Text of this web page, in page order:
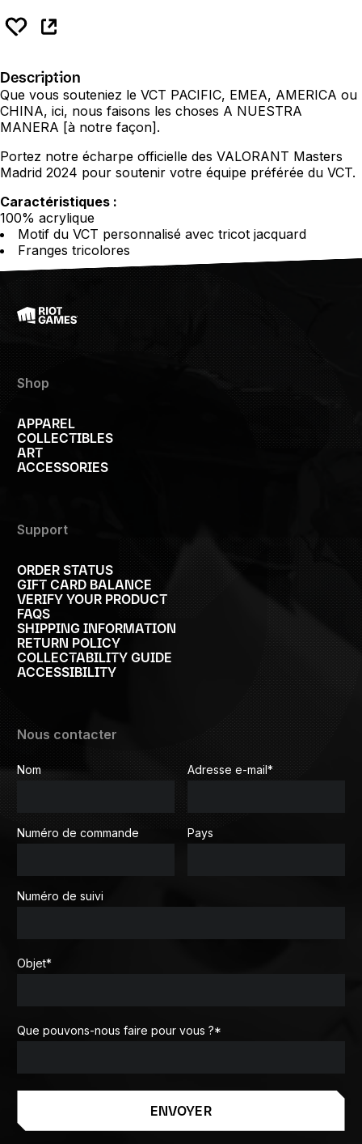
Description
Que vous souteniez le VCT PACIFIC, EMEA, AMERICA ou
CHINA, ici, nous faisons les choses A NUESTRA
MANERA [à notre façon].
Portez notre écharpe officielle des VALORANT Masters
Madrid 2024 pour soutenir votre équipe préférée du VCT.
Caractéristiques :
100% acrylique
Motif du VCT personnalisé avec tricot jacquard
Franges tricolores
Shop
APPAREL
COLLECTIBLES
ART
ACCESSORIES
Support
ORDER STATUS
GIFT CARD BALANCE
VERIFY YOUR PRODUCT
FAQS
SHIPPING INFORMATION
RETURN POLICY
COLLECTABILITY GUIDE
ACCESSIBILITY
Nous contacter
Nom Adresse e-mail*
Numéro de commande Pays
Numéro de suivi
Objet*
Que pouvons-nous faire pour vous ?*
ENVOYER